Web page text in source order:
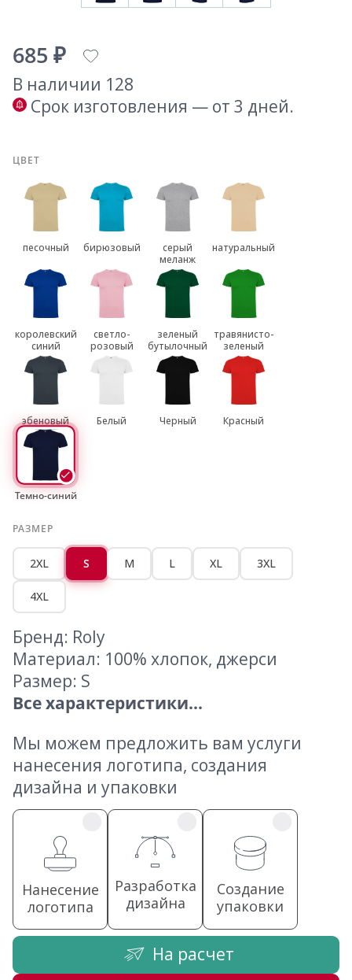
685 ₽
В наличии 128
Срок изготовления — от 3 дней.
ЦВЕТ
песочный бирюзовый
серый
меланж
натуральный
королевский
синий
светло-
розовый
зеленый
бутылочный
травянисто-
зеленый
эбеновый Белый Черный Красный
Темно-синий
РАЗМЕР
2XL S M L XL 3XL
4XL
Бренд: Roly
Материал: 100% хлопок, джерси
Размер: S
Все характеристики...
Мы можем предложить вам услуги
нанесения логотипа, создания
дизайна и упаковки
Нанесение
логотипа
Разработка
дизайна
Создание
упаковки
На расчет